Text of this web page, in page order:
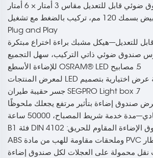
2. إطار منارة PVC أبيض بسمك 120 مم، تركيب بالضغط مع تشغيل
Plug and Play
5. مصابيح OSRAM® LED للإضاءة الأسطع
7. SEGPRO Light box جسر حقيبة طيران